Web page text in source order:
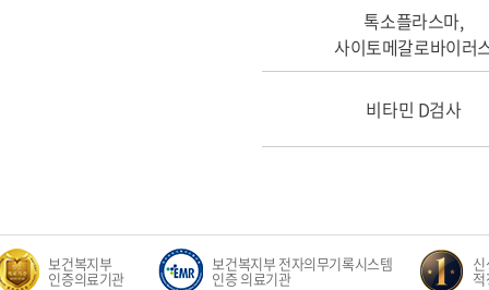
톡소플라스마,
사이토메갈로바이러
비타민 D검사
보건복지부
인증의료기관
보건복지부 전자의무기록시스템
인증 의료기관
신생
적정